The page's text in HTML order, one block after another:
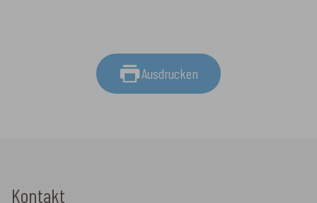
Ausdrucken
Kontakt